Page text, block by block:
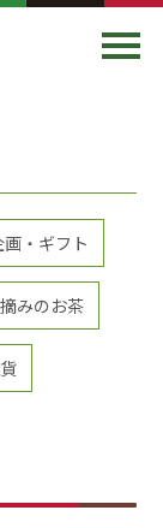
・ギフト
みのお茶